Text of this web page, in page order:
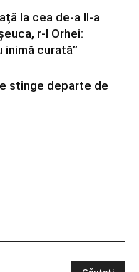
la cea de-a II-a
r-l Orhei:
inimă curată”
stinge departe de